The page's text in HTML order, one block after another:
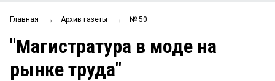
ОБЩЕСТВО
ЗАКОН Рейтинги
Главная → Архив газеты → № 50
"Магистратура в моде на
рынке труда"